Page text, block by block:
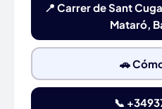
📍 Carrer de Sant
Mataró,
🚗
📞